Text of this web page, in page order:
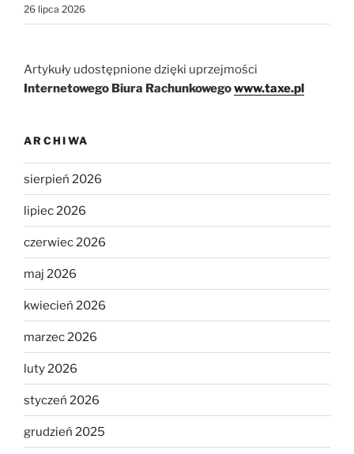
26 lipca 2026
Artykuły udostępnione dzięki uprzejmości
Internetowego Biura Rachunkowegowww.taxe.pl
ARCHIWA
sierpień 2026
lipiec 2026
czerwiec 2026
maj 2026
kwiecień 2026
marzec 2026
luty 2026
styczeń 2026
grudzień 2025